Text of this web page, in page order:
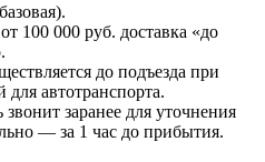
100 000 руб. доставка «до
до подъезда при
для автотранспорта.
звонит заранее для уточнения
— за 1 час до прибытия.